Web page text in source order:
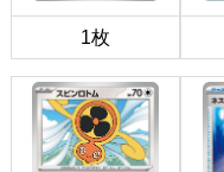
1枚